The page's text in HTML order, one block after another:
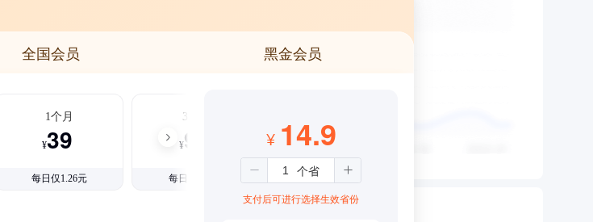
全国会员 黑金会员
1个月
¥39
每日仅1.26元
3个月
¥99
每日仅1.08元
¥ 14.9
支付后可进行选择生效省份